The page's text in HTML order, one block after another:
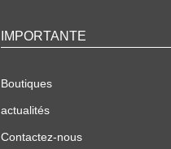
IMPORTANTE
Boutiques
actualités
Contactez-nous